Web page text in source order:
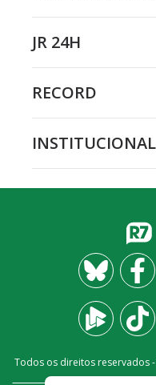
JR 24H
RECORD
INSTITUCIONAL
Todos os direitos reservados